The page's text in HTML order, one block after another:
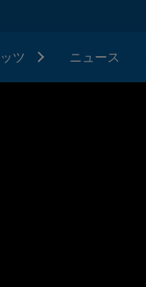
ツ ニュース